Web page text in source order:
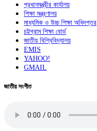
প্রধানমন্ত্রীর কার্যালয়
শিক্ষা মন্ত্রণালয়
মাধ্যমিক ও উচ্চ শিক্ষা অধিদপ্তর
চট্টগ্রাম শিক্ষা বোর্ড
জাতীয় বিশ্বিবিদ্যালয়
EMIS
YAHOO!
GMAIL
জাতীয় সংগীত